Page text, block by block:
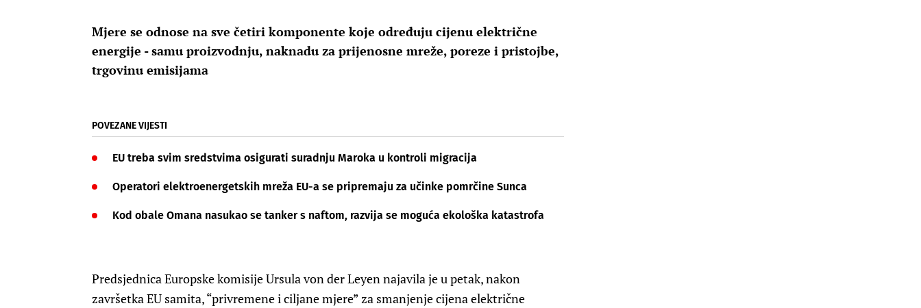
Mjere se odnose na sve četiri komponente koje određuju cijenu električne
energije - samu proizvodnju, naknadu za prijenosne mreže, poreze i pristojbe,
trgovinu emisijama
POVEZANE VIJESTI
EU treba svim sredstvima osigurati suradnju Maroka u kontroli migracija
Operatori elektroenergetskih mreža EU-a se pripremaju za učinke pomrčine Sunca
Kod obale Omana nasukao se tanker s naftom, razvija se moguća ekološka katastrofa
Predsjednica Europske komisije Ursula von der Leyen najavila je u petak, nakon
završetka EU samita, “privremene i ciljane mjere” za smanjenje cijena električne